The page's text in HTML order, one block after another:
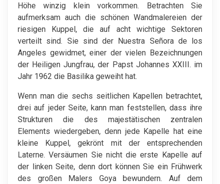
Höhe winzig klein vorkommen. Betrachten Sie
aufmerksam auch die schönen Wandmalereien der
riesigen Kuppel, die auf acht wichtige Sektoren
verteilt sind. Sie sind der Nuestra Señora de los
Angeles gewidmet, einer der vielen Bezeichnungen
der Heiligen Jungfrau, der Papst Johannes XXIII. im
Jahr 1962 die Basilika geweiht hat.
Wenn man die sechs seitlichen Kapellen betrachtet,
drei auf jeder Seite, kann man feststellen, dass ihre
Strukturen die des majestätischen zentralen
Elements wiedergeben, denn jede Kapelle hat eine
kleine Kuppel, gekrönt mit der entsprechenden
Laterne. Versäumen Sie nicht die erste Kapelle auf
der linken Seite, denn dort können Sie ein Frühwerk
des großen Malers Goya bewundern. Auf dem